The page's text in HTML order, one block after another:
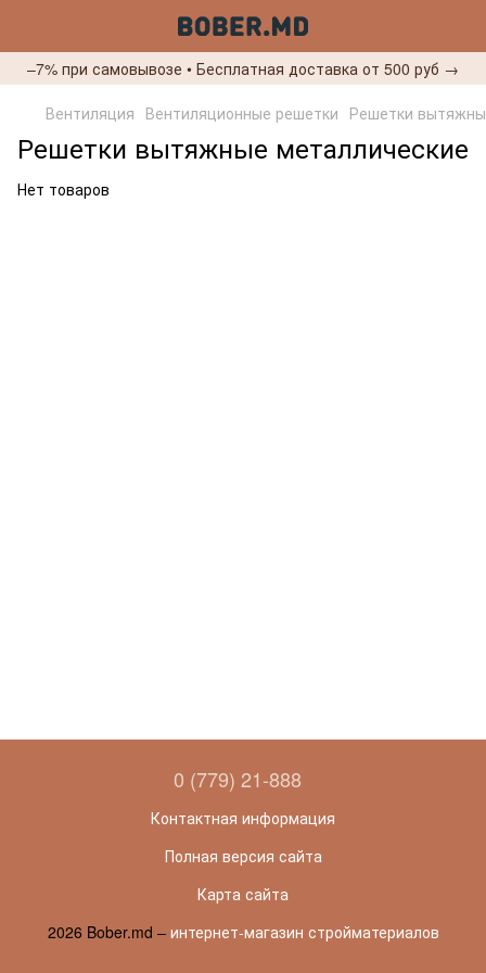
–7% при самовывозе • Бесплатная доставка от 500 руб →
Вентиляция Вентиляционные решетки Решетки
Решетки вытяжные металлические
Нет товаров
0 (779) 21-888
Контактная информация
Полная версия сайта
Карта сайта
2026 Bober.md – интернет-магазин стройматериалов